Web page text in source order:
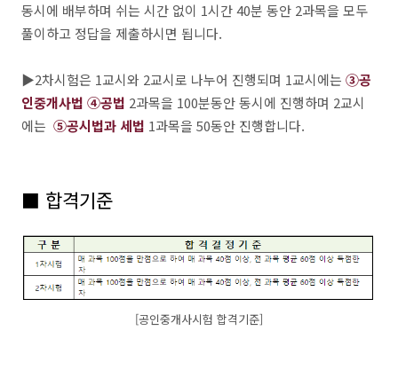
동시에 배부하며 쉬는 시간 없이 1시간 40분 동안 2과목을 모두
풀이하고 정답을 제출하시면 됩니다.
▶2차시험은 1교시와 2교시로 나누어 진행되며 1교시에는 ③공
인중개사법 ④공법 2과목을 100분동안 동시에 진행하며 2교시
에는 ⑤공시법과 세법 1과목을 50동안 진행합니다.
■ 합격기준
[공인중개사시험 합격기준]